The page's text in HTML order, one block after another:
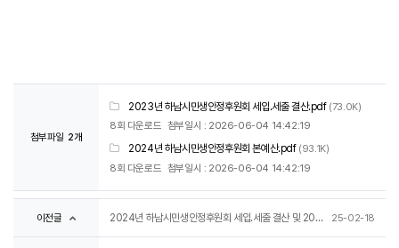
첨부파일 2개
2023년 하남시민생안정후원회 세입.세출 결산.pdf (73.0K)
8회 다운로드 첨부일시 : 2026-06-04 14:42:19
2024년 하남시민생안정후원회 본예산.pdf (93.1K)
8회 다운로드 첨부일시 : 2026-06-04 14:42:19
이전글 2024년 하남시민생안정후원회 세입.세출 결산 및 2025년 본예산 공고 25-02-18